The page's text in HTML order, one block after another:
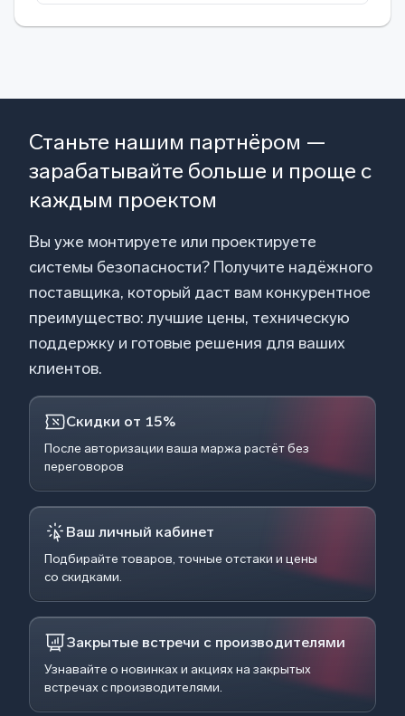
Станьте нашим партнёром —
зарабатывайте больше и проще с
каждым проектом
Вы уже монтируете или проектируете
системы безопасности? Получите надёжного
поставщика, который даст вам конкурентное
преимущество: лучшие цены, техническую
поддержку и готовые решения для ваших
клиентов.
Скидки от 15%
После авторизации ваша маржа растёт без
переговоров
Ваш личный кабинет
Подбирайте товаров, точные отстаки и цены
со скидками.
Закрытые встречи с производителями
Узнавайте о новинках и акциях на закрытых
встречах с производителями.